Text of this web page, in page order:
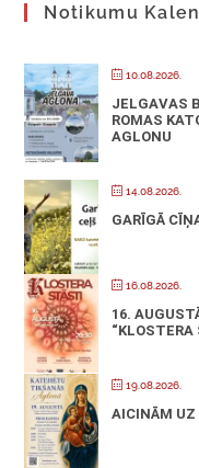
Notikumu
10.08.2026.
JELGAVAS
ROMAS
AGLONU
14.08.2026.
GARĪGĀ
16.08.2026.
16.
“KLOSTERA
19.08.2026.
AICINĀM